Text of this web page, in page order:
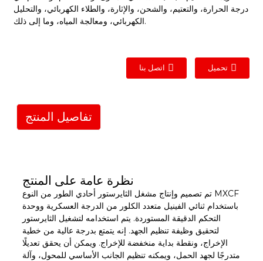
درجة الحرارة، والتعتيم، والشحن، والإثارة، والطلاء الكهربائي، والتحليل
الكهربائي، ومعالجة المياه، وما إلى ذلك.
اتصل بنا تحميل
تفاصيل المنتج
نظرة عامة على المنتج
تم تصميم وإنتاج مشغل الثايرستور أحادي الطور من النوع MXCF
باستخدام ثنائي الفينيل متعدد الكلور من الدرجة العسكرية ووحدة
التحكم الدقيقة المستوردة. يتم استخدامه لتشغيل الثايرستور
لتحقيق وظيفة تنظيم الجهد. إنه يتمتع بدرجة عالية من خطية
الإخراج، ونقطة بداية منخفضة للإخراج. ويمكن أن يحقق تعديلًا
متدرجًا لجهد الحمل، ويمكنه تنظيم الجانب الأساسي للمحول، وآلة